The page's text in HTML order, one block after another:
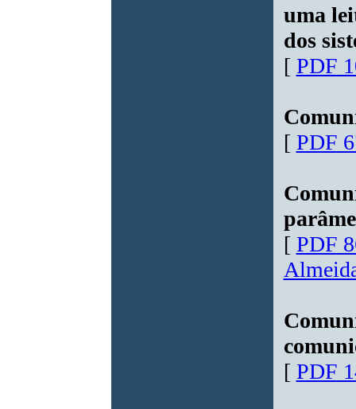
uma
dos
[ PDF
[ PDF
[ PDF
[ PDF